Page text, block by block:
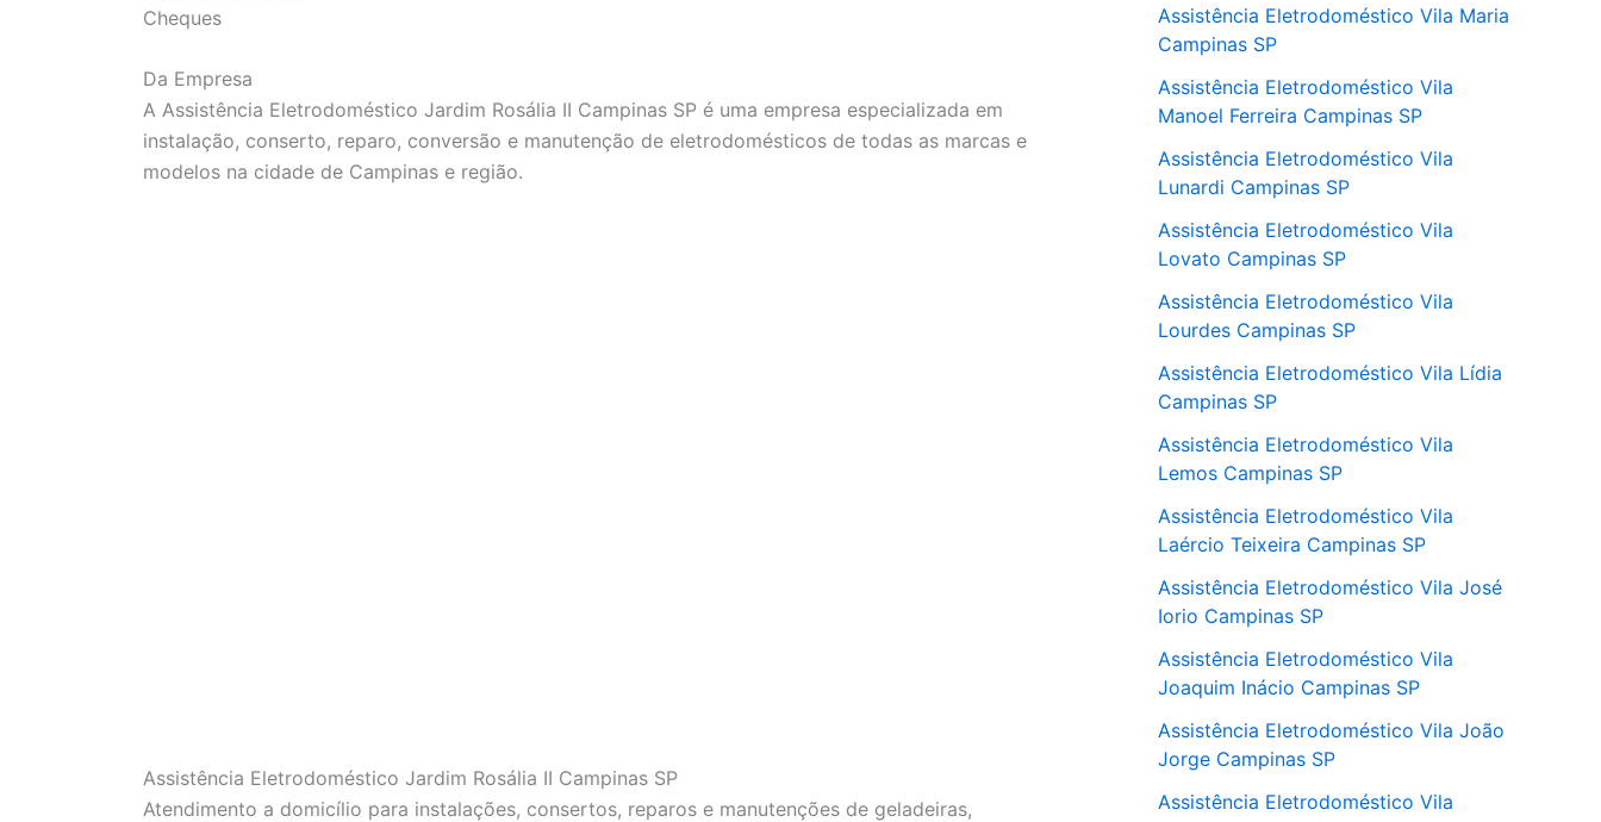
Cheques
Da Empresa
A Assistência Eletrodoméstico Jardim Rosália II Campinas SP é uma empresa especializada em
instalação, conserto, reparo, conversão e manutenção de eletrodomésticos de todas as marcas e
modelos na cidade de Campinas e região.
Assistência Eletrodoméstico Jardim Rosália II Campinas SP
Atendimento a domicílio para instalações, consertos, reparos e manutenções de geladeiras,
Assistência Eletrodoméstico Vila Maria
Campinas SP
Assistência Eletrodoméstico Vila
Manoel Ferreira Campinas SP
Assistência Eletrodoméstico Vila
Lunardi Campinas SP
Assistência Eletrodoméstico Vila
Lovato Campinas SP
Assistência Eletrodoméstico Vila
Lourdes Campinas SP
Assistência Eletrodoméstico Vila Lídia
Campinas SP
Assistência Eletrodoméstico Vila
Lemos Campinas SP
Assistência Eletrodoméstico Vila
Laércio Teixeira Campinas SP
Assistência Eletrodoméstico Vila José
Iorio Campinas SP
Assistência Eletrodoméstico Vila
Joaquim Inácio Campinas SP
Assistência Eletrodoméstico Vila João
Jorge Campinas SP
Assistência Eletrodoméstico Vila